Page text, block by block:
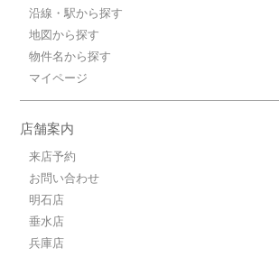
沿線・駅から探す
地図から探す
物件名から探す
マイページ
店舗案内
来店予約
お問い合わせ
明石店
垂水店
兵庫店